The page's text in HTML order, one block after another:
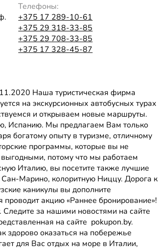
Телефоны:
+375 17 289-10-61
+375 29 318-33-85
+375 29 708-33-85
+375 17 328-45-87
Наша туристическая фирма
на экскурсионных автобусных турах
и открываем новые маршруты.
Испанию. Мы предлагаем Вам только
богатому опыту в туризме, отличному
программы, которые вы не
потому что мы работаем
Италию, вы посетите также лучшие
Марино, колоритную Ниццу. Дорога к
каникулы вы дополните
акцию «Раннее бронирование»!
Следите за нашими новостями на сайте
на сайте рokupon.by.
здорово оказаться на побережье
для Вас отдых на море в Италии,